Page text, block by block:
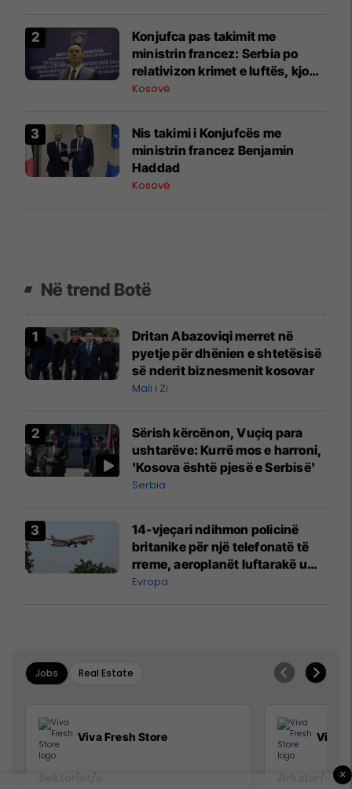
Konjufca pas takimit me
ministrin francez: Serbia po
relativizon krimet e luftës, kjo
s’ka vend në Evropën
Kosovë
Nis takimi i Konjufcës me
ministrin francez Benjamin
Haddad
Kosovë
Në trend Botë
Dritan Abazoviqi merret në
pyetje për dhënien e shtetësisë
së nderit biznesmenit kosovar
Mali i Zi
Sërish kërcënon, Vuçiq para
ushtarëve: Kurrë mos e harroni,
'Kosova është pjesë e Serbisë'
Serbia
14-vjeçari ndihmon policinë
britanike për një telefonatë të
rreme, aeroplanët luftarakë u
ngritën në ajër për të
Evropa
Jobs Real Estate
Viva Fresh Store
Sektorist/e
Viva
Arkatar/e ×